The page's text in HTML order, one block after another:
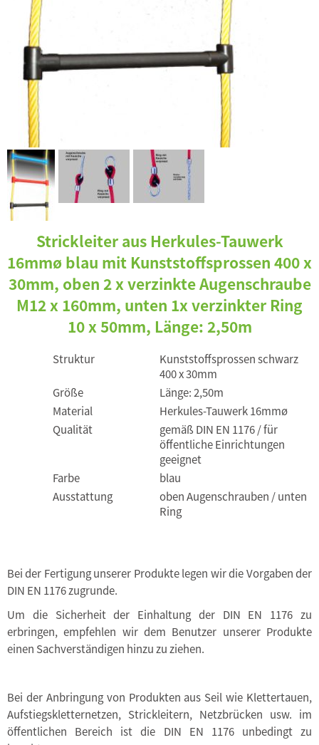
Strickleiter aus Herkules-Tauwerk
16mmø blau mit Kunststoffsprossen 400 x
30mm, oben 2 x verzinkte Augenschraube
M12 x 160mm, unten 1x verzinkter Ring
10 x 50mm, Länge: 2,50m
Struktur
Kunststoffsprossen schwarz
400 x 30mm
Größe
Länge: 2,50m
Material
Herkules-Tauwerk 16mmø
Qualität
gemäß DIN EN 1176 / für
öffentliche Einrichtungen
geeignet
Farbe
blau
Ausstattung
oben Augenschrauben / unten
Ring
Bei der Fertigung unserer Produkte legen wir die Vorgaben der
DIN EN 1176 zugrunde.
Um die Sicherheit der Einhaltung der DIN EN 1176 zu
erbringen, empfehlen wir dem Benutzer unserer Produkte
einen Sachverständigen hinzu zu ziehen.
Bei der Anbringung von Produkten aus Seil wie Klettertauen,
Aufstiegskletternetzen, Strickleitern, Netzbrücken usw. im
öffentlichen Bereich ist die DIN EN 1176 unbedingt zu